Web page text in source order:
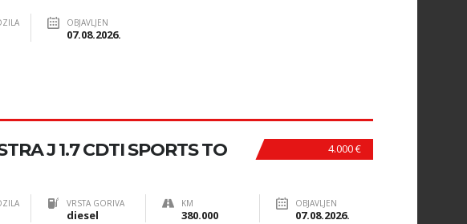
OBJAVLJEN
07.08.2026.
4.000 €
J 1.7 CDTI SPORTS TO
VRSTA GORIVA
diesel
KM
380.000
OBJAVLJEN
07.08.2026.